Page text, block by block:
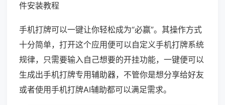
件安装教程
手机打牌可以一键让你轻松成为“必赢”。其操作方式
十分简单，打开这个应用便可以自定义手机打牌系统
规律，只需要输入自己想要的开挂功能，一键便可以
生成出手机打牌专用辅助器，不管你是想分享给好友
或者使用手机打牌AI辅助都可以满足需求。